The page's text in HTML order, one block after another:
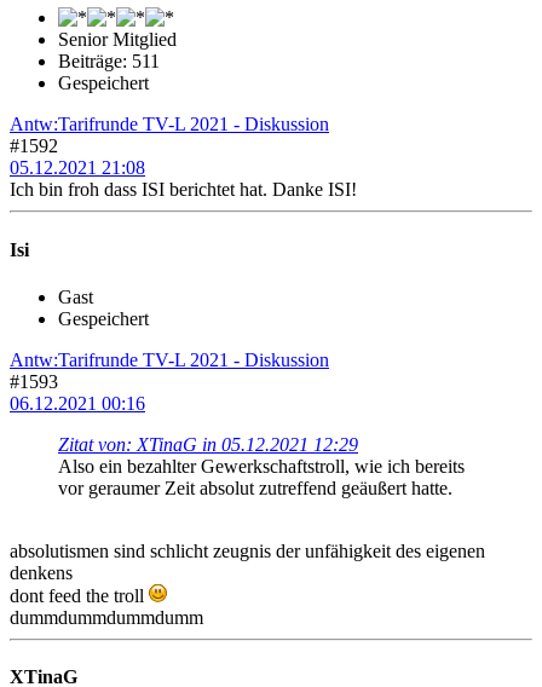
Senior Mitglied
Beiträge: 511
Gespeichert
Antw:Tarifrunde TV-L 2021 - Diskussion
#1592
05.12.2021 21:08
Ich bin froh dass ISI berichtet hat. Danke ISI!
Isi
Gast
Gespeichert
Antw:Tarifrunde TV-L 2021 - Diskussion
#1593
06.12.2021 00:16
Zitat von: XTinaG in 05.12.2021 12:29
Also ein bezahlter Gewerkschaftstroll, wie ich bereits
vor geraumer Zeit absolut zutreffend geäußert hatte.
absolutismen sind schlicht zeugnis der unfähigkeit des eigenen
denkens
dont feed the troll
dummdummdummdumm
XTinaG